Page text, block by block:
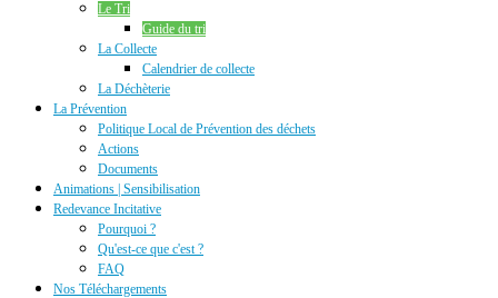
Le Tri
Guide du tri
La Collecte
Calendrier de collecte
La Déchèterie
La Prévention
Politique Local de Prévention des déchets
Actions
Documents
Animations | Sensibilisation
Redevance Incitative
Pourquoi ?
Qu'est-ce que c'est ?
FAQ
Nos Téléchargements